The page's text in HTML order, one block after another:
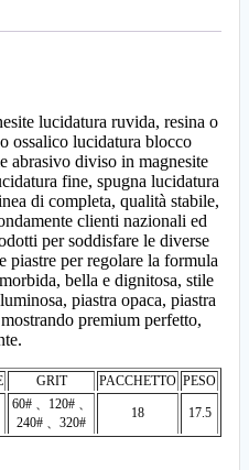
lucidatura ruvida, resina o
ossalico lucidatura blocco
abrasivo diviso in magnesite
fine, spugna lucidatura
di completa, qualità stabile,
clienti nazionali ed
per soddisfare le diverse
piastre per regolare la formula
bella e dignitosa, stile
piastra opaca, piastra
premium perfetto,
GRIT PACCHETTO PESO
60# 、120# 、
240# 、320#
18 17.5